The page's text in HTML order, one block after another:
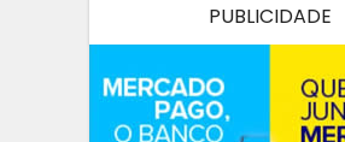
PUBLICIDADE